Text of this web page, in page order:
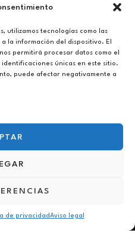
utilizamos tecnologías como las
la información del dispositivo. El
permitirá procesar datos como el
únicas en este sitio.
puede afectar negativamente a
de privacidadAviso legal
en Estepona